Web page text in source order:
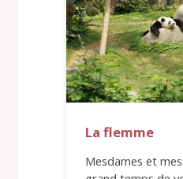
La flemme
Mesdames et